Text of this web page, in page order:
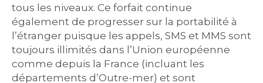
tous les niveaux. Ce forfait continue
également de progresser sur la portabilité à
l’étranger puisque les appels, SMS et MMS sont
toujours illimités dans l’Union européenne
comme depuis la France (incluant les
départements d’Outre-mer) et sont